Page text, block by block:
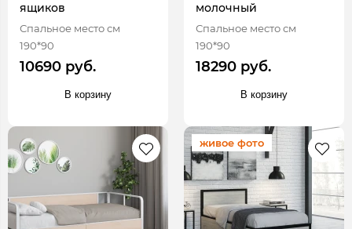
ящиков
Спальное место см
190*90
10690 руб.
В корзину
молочный
Спальное место см
190*90
18290 руб.
В корзину
живое фото